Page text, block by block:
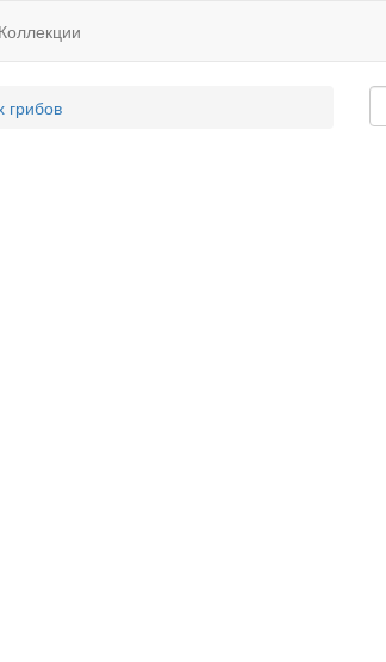
Коллекции
грибов